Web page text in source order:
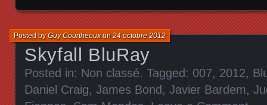
Skyfall BluRay
Posted byGuy Courtheouxon24 octobre 2012
Posted in: Non classé. Tagged: 007, 2012,
Daniel Craig, James Bond, Javier Bardem,